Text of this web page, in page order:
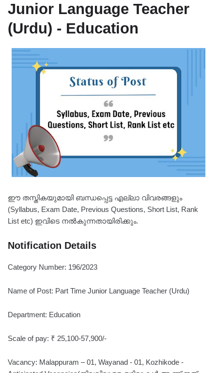
Junior Language Teacher
(Urdu) - Education
ഈ തസ്തികയുമായി ബന്ധപ്പെട്ട എല്ലാ വിവരങ്ങളും
(Syllabus, Exam Date, Previous Questions, Short List, Rank
List etc) ഇവിടെ നൽകുന്നതായിരിക്കും.
Notification Details
Category Number: 196/2023
Name of Post: Part Time Junior Language Teacher (Urdu)
Department: Education
Scale of pay: ₹ 25,100-57,900/-
Vacancy: Malappuram – 01, Wayanad - 01, Kozhikode -